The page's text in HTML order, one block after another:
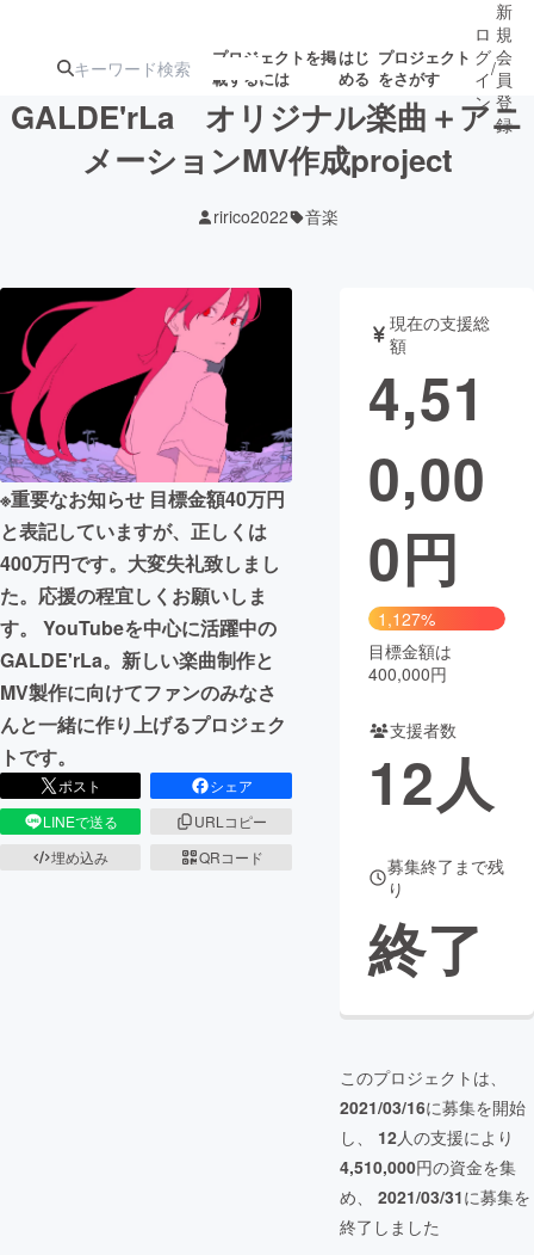
プロジェクトを掲
載するには
はじ
める
プロジェクト
をさがす
ジェクト
募集終了が近いプ
ロジェクト
アート・写真 音楽
テクノロジー・ガジェット ゲーム・サ
映像・映画
ビジネス・起業
まちづくり・地域活性化
CAMPFIRE for Social Good
CAMPFIRE Creation
CAMPFIREふるさと納税
コミュニティ
ロ
グ
イ
ン
/
新
規
会
員
登
録
GALDE'rLa オリジナル楽曲＋アニ
メーションMV作成project
ririco2022 音楽
※重要なお知らせ 目標金額40万円
と表記していますが、正しくは
400万円です。大変失礼致しまし
た。応援の程宜しくお願いしま
す。 YouTubeを中心に活躍中の
GALDE'rLa。新しい楽曲制作と
MV製作に向けてファンのみなさ
んと一緒に作り上げるプロジェク
トです。
ポスト
シェア
LINEで送る
URLコピー
埋め込み
QRコード
現在の支援総
額
4,51
0,00
0円
1,127%
目標金額は
400,000円
支援者数
12人
募集終了まで残
り
終了
このプロジェクトは、
2021/03/16に募集を開始
し、 12人の支援により
4,510,000円の資金を集
め、 2021/03/31に募集を
終了しました